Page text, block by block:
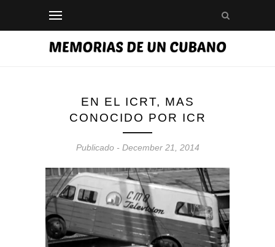
EN EL ICRT, MAS
CONOCIDO POR ICR
Publicado - December 21, 2014